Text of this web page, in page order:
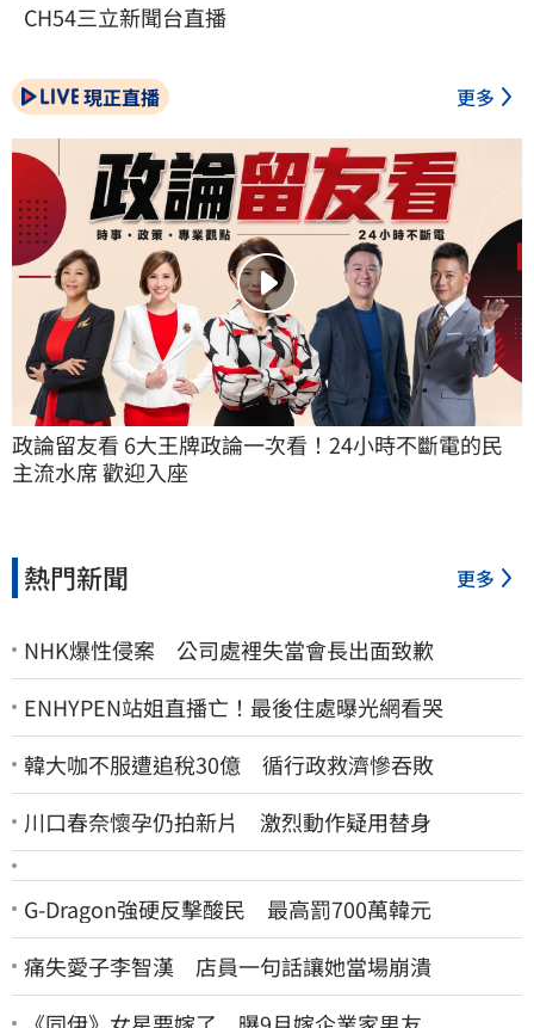
CH54三立新聞台直播
現正直播 更多
政論留友看 6大王牌政論一次看！24小時不斷電的民
主流水席 歡迎入座
熱門新聞 更多
NHK爆性侵案 公司處裡失當會長出面致歉
ENHYPEN站姐直播亡！最後住處曝光網看哭
韓大咖不服遭追稅30億 循行政救濟慘吞敗
川口春奈懷孕仍拍新片 激烈動作疑用替身
G-Dragon強硬反擊酸民 最高罰700萬韓元
痛失愛子李智漢 店員一句話讓她當場崩潰